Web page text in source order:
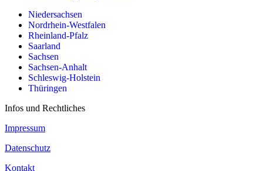
Niedersachsen
Nordrhein-Westfalen
Rheinland-Pfalz
Saarland
Sachsen
Sachsen-Anhalt
Schleswig-Holstein
Thüringen
Infos und Rechtliches
Impressum
Datenschutz
Kontakt